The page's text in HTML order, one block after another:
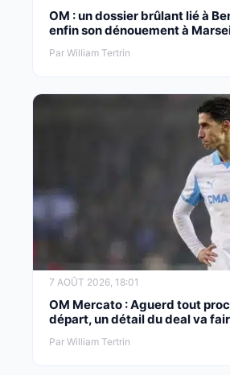
OM : un dossier brûlant lié à
enfin son dénouement à
Par William Tertrin
7 AOÛT 2026, 18:01
OM Mercato : Aguerd tout
départ, un détail du deal va
Par William Tertrin